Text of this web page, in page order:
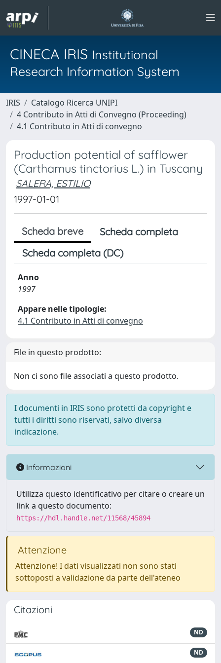
CINECA IRIS Institutional
Research Information System
IRIS
Catalogo Ricerca UNIPI
4 Contributo in Atti di Convegno (Proceeding)
4.1 Contributo in Atti di convegno
Production potential of safflower
(Carthamus tinctorius L.) in Tuscany
SALERA, ESTILIO
1997-01-01
Scheda breve
Scheda completa
Scheda completa (DC)
Anno
1997
Appare nelle tipologie:
4.1 Contributo in Atti di convegno
File in questo prodotto:
Non ci sono file associati a questo prodotto.
I documenti in IRIS sono protetti da copyright e
tutti i diritti sono riservati, salvo diversa
indicazione.
Informazioni
Utilizza questo identificativo per citare o creare un
link a questo documento:
https://hdl.handle.net/11568/45894
Attenzione
Attenzione! I dati visualizzati non sono stati
sottoposti a validazione da parte dell'ateneo
Citazioni
ND
ND